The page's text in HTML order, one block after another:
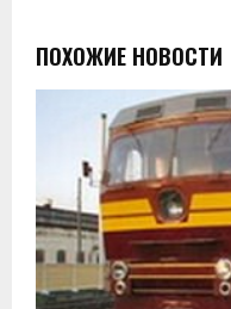
ПОХОЖИЕ НОВОСТИ